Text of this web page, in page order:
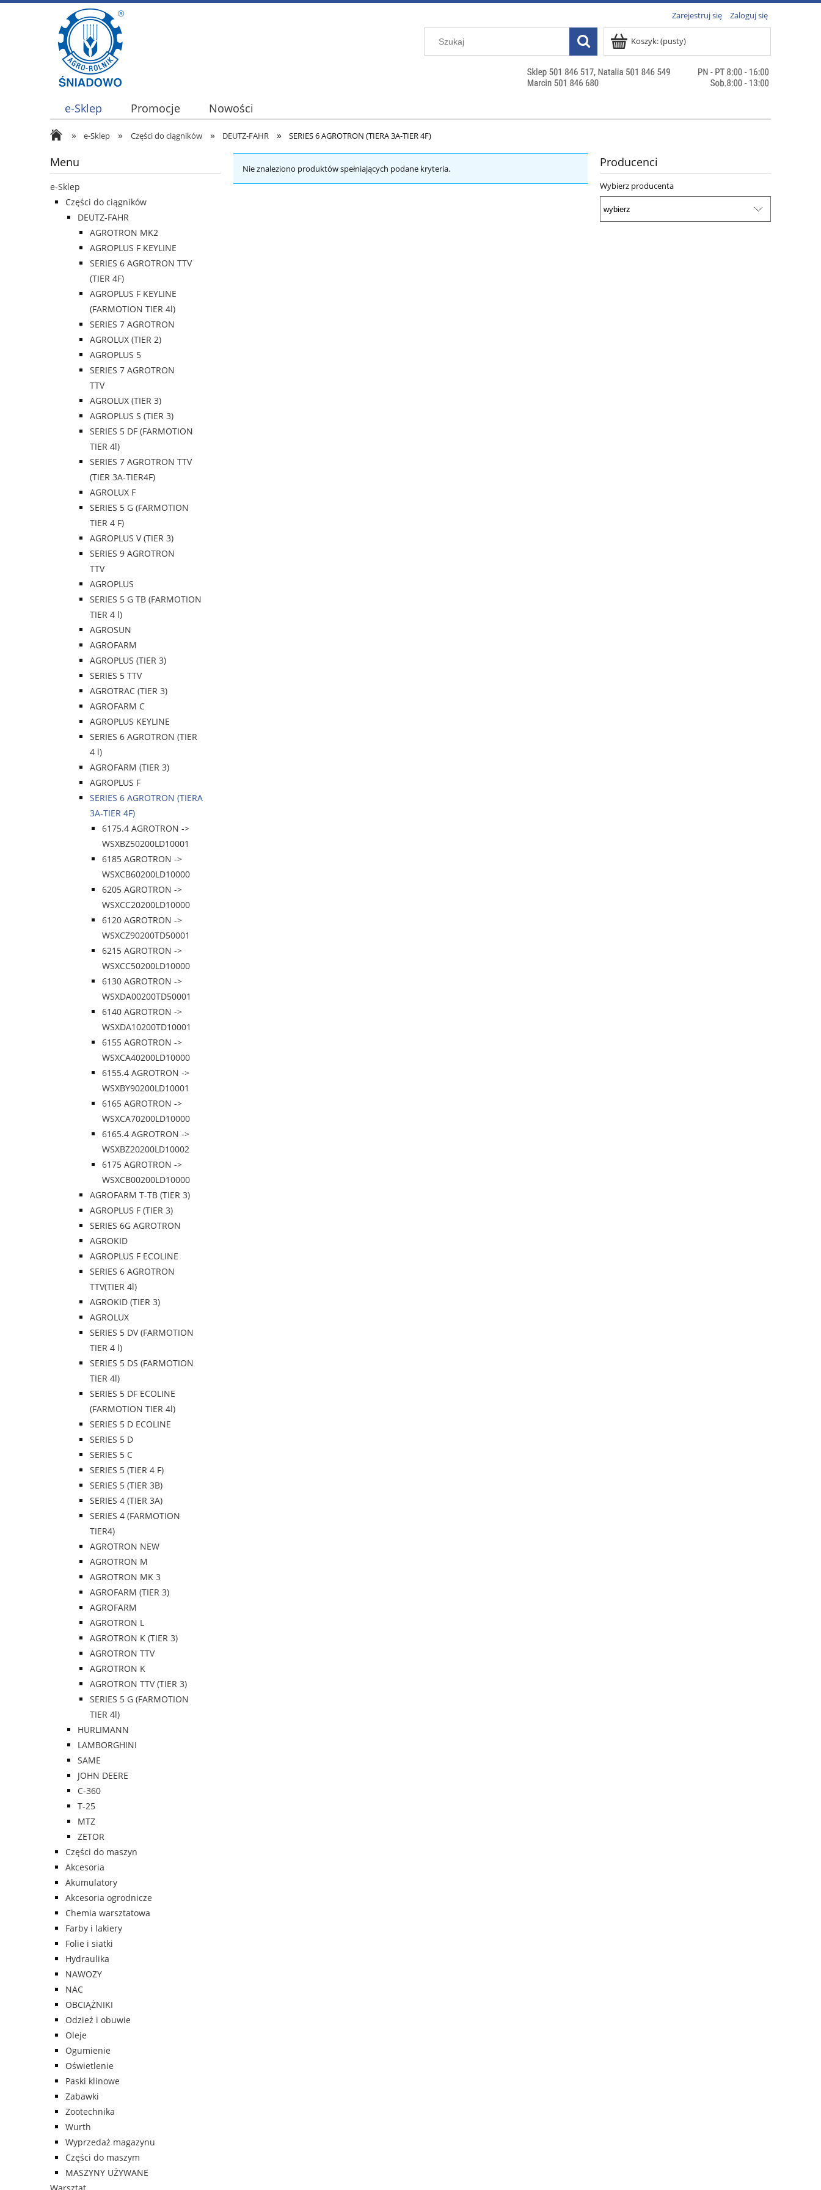
Zarejestruj się Zaloguj się
Koszyk:(pusty)
e-Sklep Promocje Nowości
» e-Sklep » Części do ciągników » DEUTZ-FAHR » SERIES 6 AGROTRON (TIERA 3A-TIER 4F)
Menu
e-Sklep
Części do ciągników
DEUTZ-FAHR
AGROTRON MK2
AGROPLUS F KEYLINE
SERIES 6 AGROTRON TTV
(TIER 4F)
AGROPLUS F KEYLINE
(FARMOTION TIER 4l)
SERIES 7 AGROTRON
AGROLUX (TIER 2)
AGROPLUS 5
SERIES 7 AGROTRON
TTV
AGROLUX (TIER 3)
AGROPLUS S (TIER 3)
SERIES 5 DF (FARMOTION
TIER 4l)
SERIES 7 AGROTRON TTV
(TIER 3A-TIER4F)
AGROLUX F
SERIES 5 G (FARMOTION
TIER 4 F)
AGROPLUS V (TIER 3)
SERIES 9 AGROTRON
TTV
AGROPLUS
SERIES 5 G TB (FARMOTION
TIER 4 l)
AGROSUN
AGROFARM
AGROPLUS (TIER 3)
SERIES 5 TTV
AGROTRAC (TIER 3)
AGROFARM C
AGROPLUS KEYLINE
SERIES 6 AGROTRON (TIER
4 l)
AGROFARM (TIER 3)
AGROPLUS F
SERIES 6 AGROTRON (TIERA
3A-TIER 4F)
6175.4 AGROTRON ->
WSXBZ50200LD10001
6185 AGROTRON ->
WSXCB60200LD10000
6205 AGROTRON ->
WSXCC20200LD10000
6120 AGROTRON ->
WSXCZ90200TD50001
6215 AGROTRON ->
WSXCC50200LD10000
6130 AGROTRON ->
WSXDA00200TD50001
6140 AGROTRON ->
WSXDA10200TD10001
6155 AGROTRON ->
WSXCA40200LD10000
6155.4 AGROTRON ->
WSXBY90200LD10001
6165 AGROTRON ->
WSXCA70200LD10000
6165.4 AGROTRON ->
WSXBZ20200LD10002
6175 AGROTRON ->
WSXCB00200LD10000
AGROFARM T-TB (TIER 3)
AGROPLUS F (TIER 3)
SERIES 6G AGROTRON
AGROKID
AGROPLUS F ECOLINE
SERIES 6 AGROTRON
TTV(TIER 4l)
AGROKID (TIER 3)
AGROLUX
SERIES 5 DV (FARMOTION
TIER 4 l)
SERIES 5 DS (FARMOTION
TIER 4l)
SERIES 5 DF ECOLINE
(FARMOTION TIER 4l)
SERIES 5 D ECOLINE
SERIES 5 D
SERIES 5 C
SERIES 5 (TIER 4 F)
SERIES 5 (TIER 3B)
SERIES 4 (TIER 3A)
SERIES 4 (FARMOTION
TIER4)
AGROTRON NEW
AGROTRON M
AGROTRON MK 3
AGROFARM (TIER 3)
AGROFARM
AGROTRON L
AGROTRON K (TIER 3)
AGROTRON TTV
AGROTRON K
AGROTRON TTV (TIER 3)
SERIES 5 G (FARMOTION
TIER 4l)
HURLIMANN
LAMBORGHINI
SAME
JOHN DEERE
C-360
T-25
MTZ
ZETOR
Części do maszyn
Akcesoria
Akumulatory
Akcesoria ogrodnicze
Chemia warsztatowa
Farby i lakiery
Folie i siatki
Hydraulika
NAWOZY
NAC
OBCIĄŻNIKI
Odzież i obuwie
Oleje
Ogumienie
Oświetlenie
Paski klinowe
Zabawki
Zootechnika
Wurth
Wyprzedaż magazynu
Części do maszym
MASZYNY UŻYWANE
Nie znaleziono produktów spełniających podane kryteria. Producenci
Wybierz producenta